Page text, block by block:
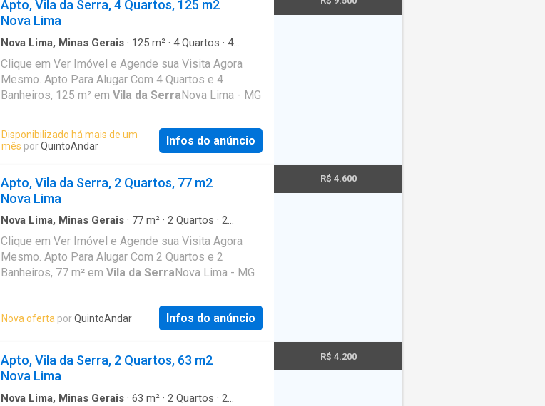
online, sem fiador e o melhor, sem burocracia.
Conheça esse e outros imóveis no site do
QuintoAndar. CRECI-MG J5851
Apto, Vila da Serra, 4 Quartos, 125 m2
Nova Lima
Nova Lima, Minas Gerais · 125 m² · 4Quartos · 4
Clique em Ver Imóvel e Agende sua Visita Agora
Mesmo. Apto Para Alugar Com 4 Quartos e 4
Banheiros, 125 m² em Vila da SerraNova Lima - MG
Disponibilizado há mais de um
mês porQuintoAndar Infos do anúncio
Apto, Vila da Serra, 2 Quartos, 77 m2
Nova Lima
Nova Lima, Minas Gerais · 77 m² · 2 Quartos · 2
Clique em Ver Imóvel e Agende sua Visita Agora
Mesmo. Apto Para Alugar Com 2 Quartos e 2
Banheiros, 77 m² em Vila da Serra Nova Lima - MG
Nova oferta porQuintoAndar Infos do anúncio
R$ 4.600
Apto, Vila da Serra, 2 Quartos, 63 m2
Nova Lima
Nova Lima, Minas Gerais · 63 m² · 2 Quartos · 2
R$ 4.200